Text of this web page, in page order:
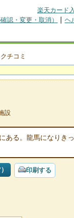
楽天カード
認・変更・取消） ヘ
チコミ
設
ある。龍馬になりき
印刷する